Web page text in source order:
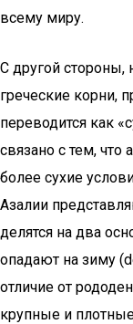
всему миру.
С другой стороны,
греческие корни,
переводится как
связано с тем, что
более сухие
Азалии
делятся на два
опадают на зиму
отличие от
крупные и